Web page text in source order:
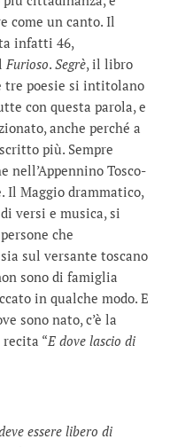
come un canto. Il
infatti 46,
Furioso. Segrè, il libro
tre poesie si intitolano
con questa parola, e
anche perché a
più. Sempre
nell’Appennino Tosco-
Il Maggio drammatico,
versi e musica, si
che
sia sul versante toscano
sono di famiglia
in qualche modo. E
sono nato, c’è la
“E dove lascio di
essere libero di